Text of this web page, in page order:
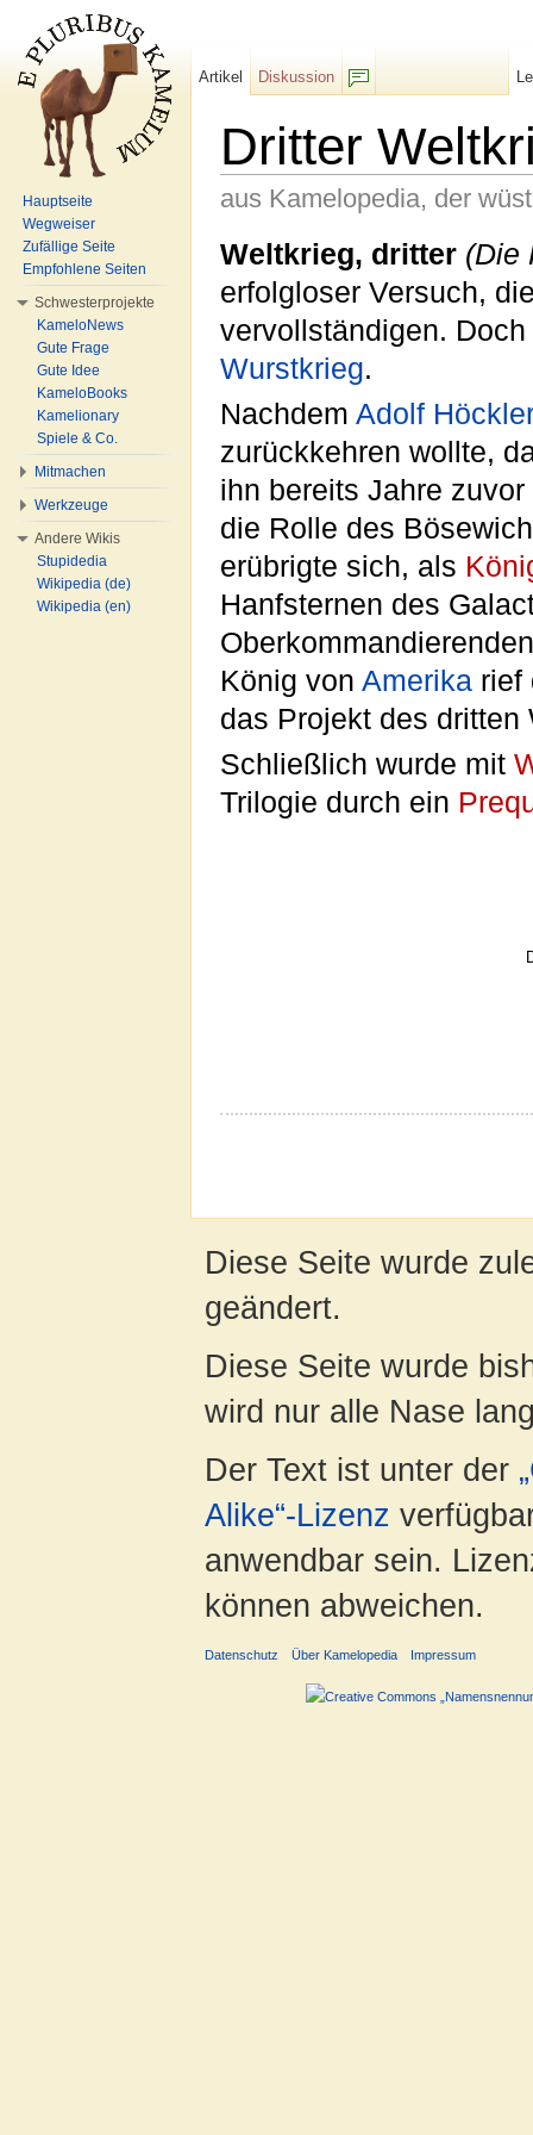
Dritter
aus Kamelopedia, der
Weltkrieg, dritter (Die
erfolgloser Versuch,
vervollständigen.
Wurstkrieg.
Nachdem Adolf
zurückkehren wollte,
ihn bereits Jahre
die Rolle des
erübrigte sich, als
Hanfsternen des
König von Amerika rief
das Projekt des
Schließlich wurde mit
Trilogie durch ein
Artikel
Diskussion
Hauptseite
Wegweiser
Zufällige Seite
Empfohlene Seiten
Schwesterprojekte
KameloNews
Gute Frage
Gute Idee
KameloBooks
Kamelionary
Spiele & Co.
Mitmachen
Werkzeuge
Andere Wikis
Stupidedia
Wikipedia (de)
Wikipedia (en)
Diese Seite wurde
geändert.
Diese Seite wurde
wird nur alle Nase
Der Text ist unter der
Alike“-Lizenz
anwendbar sein.
können abweichen.
Datenschutz Über Kamelopedia Impressum